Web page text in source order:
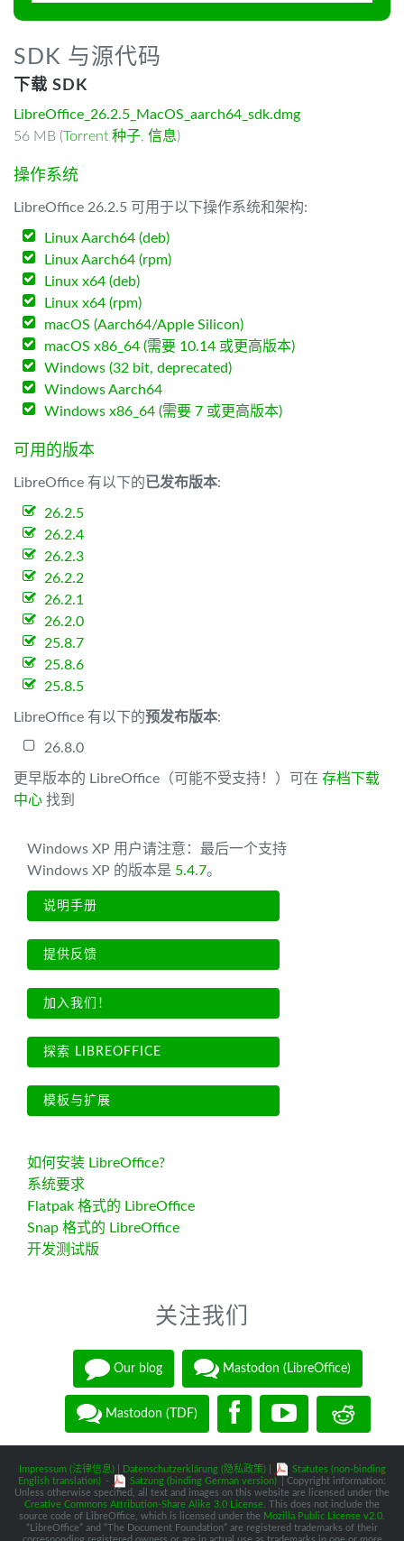
SDK 与源代码
下载 SDK
LibreOffice_26.2.5_MacOS_aarch64_sdk.dmg
56 MB (Torrent 种子, 信息)
操作系统
LibreOffice 26.2.5 可用于以下操作系统和架构:
Linux Aarch64 (deb)
Linux Aarch64 (rpm)
Linux x64 (deb)
Linux x64 (rpm)
macOS (Aarch64/Apple Silicon)
macOS x86_64 (需要 10.14 或更高版本)
Windows (32 bit, deprecated)
Windows Aarch64
Windows x86_64 (需要 7 或更高版本)
可用的版本
LibreOffice 有以下的已发布版本:
26.2.5
26.2.4
26.2.3
26.2.2
26.2.1
26.2.0
25.8.7
25.8.6
25.8.5
LibreOffice 有以下的预发布版本:
26.8.0
更早版本的 LibreOffice（可能不受支持！）可在 存档下载
中心 找到
Windows XP 用户请注意：最后一个支持
Windows XP 的版本是 5.4.7。
说明手册
提供反馈
加入我们！
探索 LIBREOFFICE
模板与扩展
如何安装 LibreOffice?
系统要求
Flatpak 格式的 LibreOffice
Snap 格式的 LibreOffice
开发测试版
关注我们
Our blog Mastodon (LibreOffice)
Mastodon (TDF)
Impressum (法律信息)| Datenschutzerklärung (隐私政策)|
Statutes (non-binding
English translation) - Satzung (binding German version)
| Copyright information:
Unless otherwise specified, all text and images on this website are licensed under the
Creative Commons Attribution-Share Alike 3.0 License . This does not include the
source code of LibreOffice, which is licensed under the Mozilla Public License v2.0
“LibreOffice” and “The Document Foundation” are registered trademarks of their